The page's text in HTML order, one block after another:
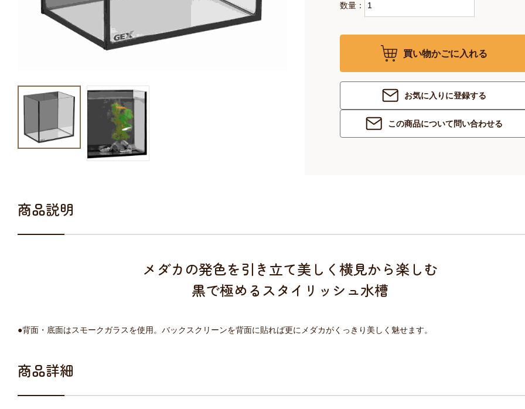
シニアサポート
数量：
買い物かごに入れる
お気に入りに登録する
この商品について問い合わせる
商品説明
メダカの発色を引き立て美しく横見から楽しむ
黒で極めるスタイリッシュ水槽
●背面・底面はスモークガラスを使用。バックスクリーンを背面に貼れば更にメダカがくっきり美しく魅せます。
商品詳細